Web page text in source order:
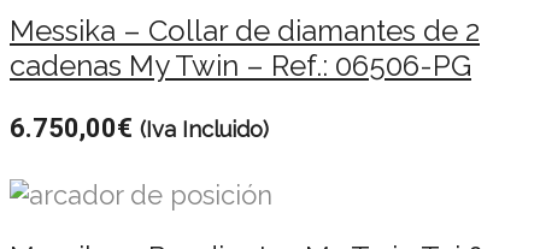
Messika – Collar de diamantes de 2
cadenas My Twin – Ref.: 06506-PG
6.750,00€ (Iva Incluido)